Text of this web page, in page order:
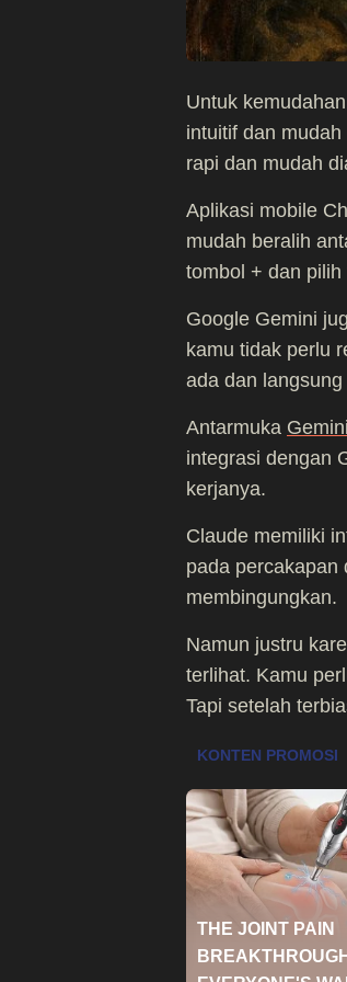
Untuk
intuitif dan
rapi dan mudah
Aplikasi mobile
mudah beralih
tombol + dan
Google Gemini
kamu tidak perlu
ada dan
Antarmuka Gemini
integrasi dengan
kerjanya.
Claude memiliki
pada percakapan
membingungkan.
Namun justru
terlihat. Kamu
Tapi setelah